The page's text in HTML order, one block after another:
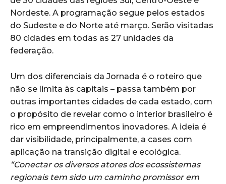
Nordeste. A programação segue pelos estados
do Sudeste e do Norte até março. Serão visitadas
80 cidades em todas as 27 unidades da
federação.
Um dos diferenciais da Jornada é o roteiro que
não se limita às capitais – passa também por
outras importantes cidades de cada estado, com
o propósito de revelar como o interior brasileiro é
rico em empreendimentos inovadores. A ideia é
dar visibilidade, principalmente, a cases com
aplicação na transição digital e ecológica.
“Conectar os diversos atores dos ecossistemas
regionais tem sido um caminho promissor em